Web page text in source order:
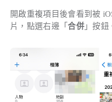
開啟重複項目後會看到被
片，點選右邊「合併」按鈕